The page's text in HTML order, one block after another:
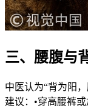
三、腰腹与
中医认为“背为阳
建议：•穿高腰裤